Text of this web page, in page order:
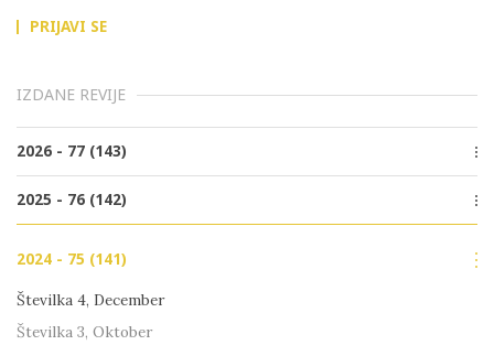
PRIJAVI SE
IZDANE REVIJE
2026 - 77 (143)
2025 - 76 (142)
Številka 3, Oktober
Številka 2, Junij
Številka 1, Marec
2024 - 75 (141)
Številka 4, December
Številka 3, Oktober